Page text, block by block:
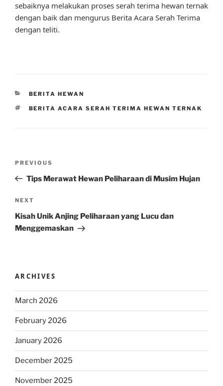
sebaiknya melakukan proses serah terima hewan ternak
dengan baik dan mengurus Berita Acara Serah Terima
dengan teliti.
CATEGORIES
BERITA HEWAN
TAGS
BERITA ACARA SERAH TERIMA HEWAN TERNAK
Previous
Post
PREVIOUS
Tips Merawat Hewan Peliharaan di Musim Hujan
Next
Post
NEXT
Kisah Unik Anjing Peliharaan yang Lucu dan
Menggemaskan
ARCHIVES
March 2026
February 2026
January 2026
December 2025
November 2025